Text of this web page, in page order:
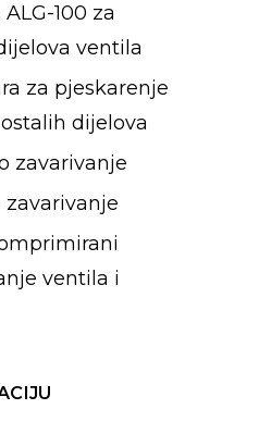
100 za
ventila
za pjeskarenje
dijelova
zavarivanje
zavarivanje
ventila i